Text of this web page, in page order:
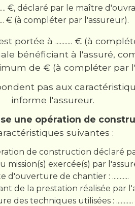
€, déclaré par le maître
€ (à compléter par l'assureur).
portée à ........... € (à
bénéficiant à l'assuré,
de € (à compléter par
pas aux
informe l'assureur.
une opération de
suivantes :
de construction déclaré par
mission(s) exercée(s) par l'assuré :
d'ouverture de chantier : ...........
de la prestation réalisée par
des techniques utilisées : ...........